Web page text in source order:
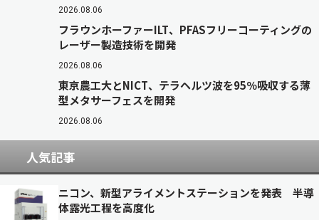
2026.08.06
フラウンホーファーILT、PFASフリーコーティングの
レーザー製造技術を開発
2026.08.06
東京農工大とNICT、テラヘルツ波を95％吸収する薄
型メタサーフェスを開発
2026.08.06
人気記事
ニコン、新型アライメントステーションを発表 半導
体露光工程を高度化